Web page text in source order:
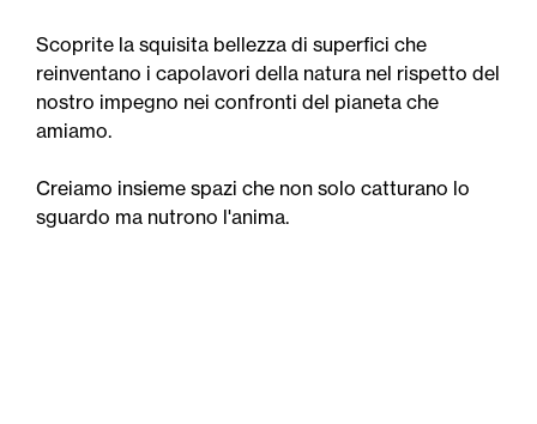
Scoprite la squisita bellezza di superfici che
reinventano i capolavori della natura nel rispetto del
nostro impegno nei confronti del pianeta che
amiamo.
Creiamo insieme spazi che non solo catturano lo
sguardo ma nutrono l'anima.